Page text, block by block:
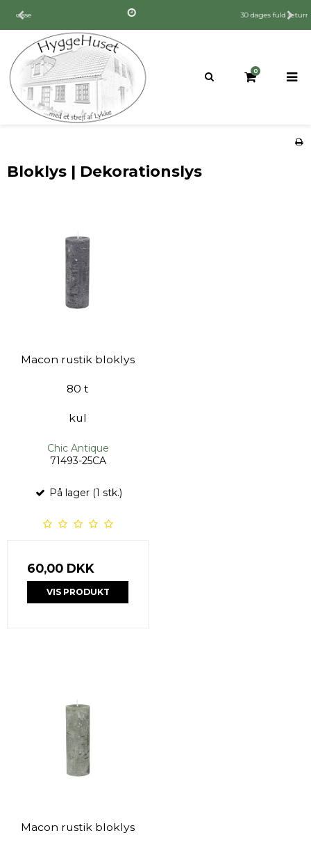
30 dages fuld returret
0
Bloklys | Dekorationslys
Macon rustik bloklys
80 t
kul
Chic Antique
71493-25CA
På lager (1 stk.)
60,00 DKK
VIS PRODUKT
Macon rustik bloklys